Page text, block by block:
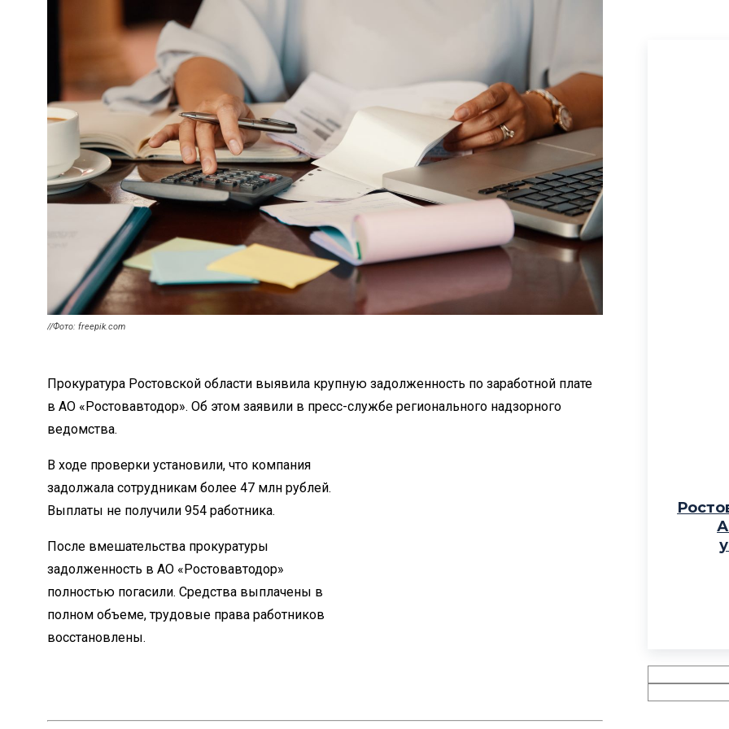
//Фото: freepik.com
Прокуратура Ростовской области выявила крупную задолженность по заработной плате
в АО «Ростовавтодор». Об этом заявили в пресс-службе регионального надзорного
ведомства.
В ходе проверки установили, что компания
задолжала сотрудникам более 47 млн рублей.
Выплаты не получили 954 работника.
После вмешательства прокуратуры
задолженность в АО «Ростовавтодор»
полностью погасили. Средства выплачены в
полном объеме, трудовые права работников
восстановлены.